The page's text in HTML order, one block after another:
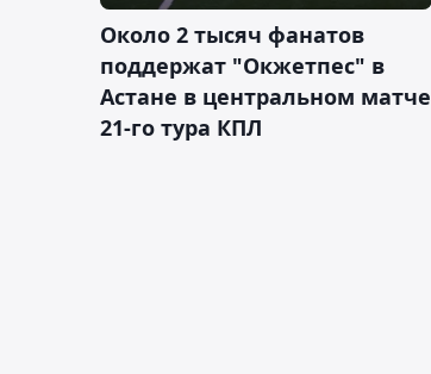
Около 2 тысяч фанатов
поддержат "Окжетпес" в
Астане в центральном матче
21-го тура КПЛ